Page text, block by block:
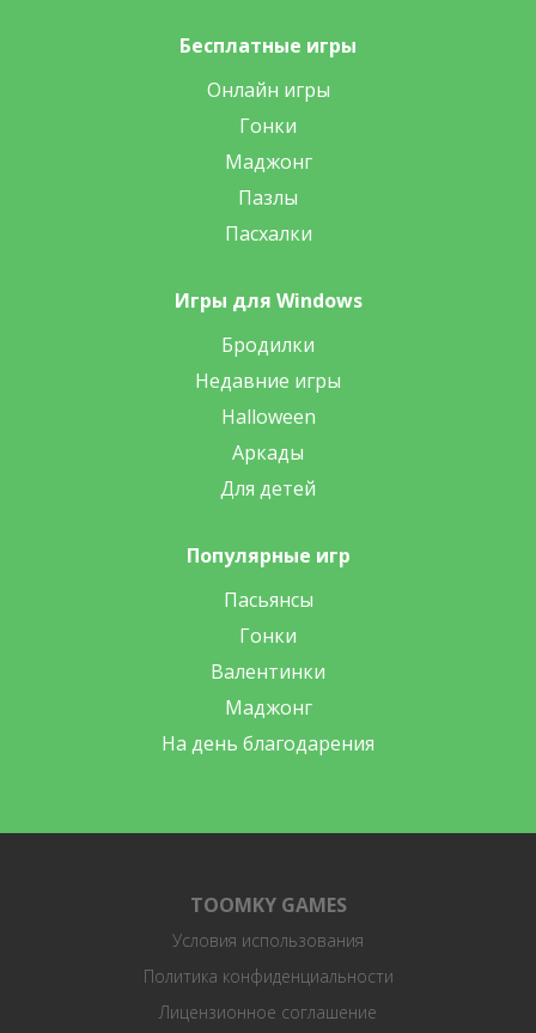
Бесплатные игры
Онлайн игры
Гонки
Маджонг
Пазлы
Пасхалки
Игры для Windows
Бродилки
Недавние игры
Halloween
Аркады
Для детей
Популярные игр
Пасьянсы
Гонки
Валентинки
Маджонг
На день благодарения
TOOMKY GAMES
Условия использования
Политика конфиденциальности
Лицензионное соглашение